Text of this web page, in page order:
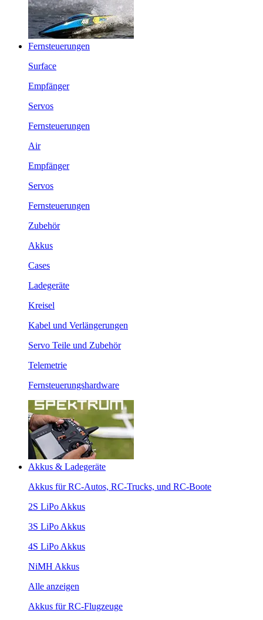
Fernsteuerungen
Surface
Empfänger
Servos
Fernsteuerungen
Air
Empfänger
Servos
Fernsteuerungen
Zubehör
Akkus
Cases
Ladegeräte
Kreisel
Kabel und Verlängerungen
Servo Teile und Zubehör
Telemetrie
Fernsteuerungshardware
Akkus & Ladegeräte
Akkus für RC-Autos, RC-Trucks, und RC-Boote
2S LiPo Akkus
3S LiPo Akkus
4S LiPo Akkus
NiMH Akkus
Alle anzeigen
Akkus für RC-Flugzeuge